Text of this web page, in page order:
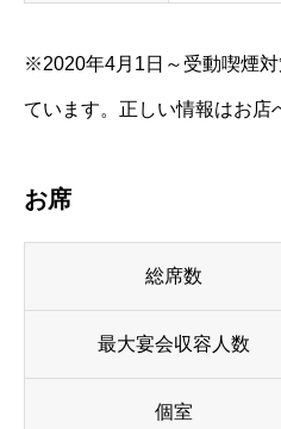
※2020年4月1日～受動喫煙
ています。正しい情報はお店
お席
総席数
最大宴会収容人数
個室